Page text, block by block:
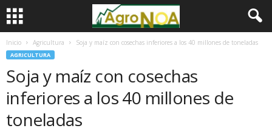
Inicio Agricultura Soja y maíz con cosechas inferiores a los 40 millones de toneladas
AGRICULTURA
Soja y maíz con cosechas
inferiores a los 40 millones de
toneladas